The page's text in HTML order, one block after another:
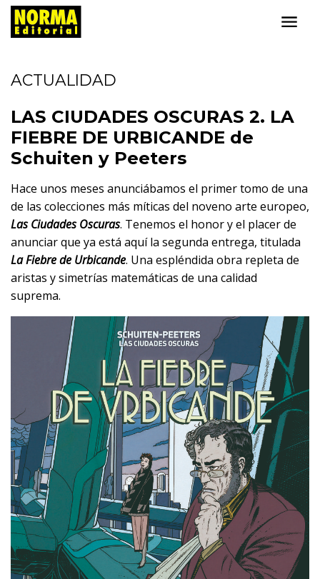
ACTUALIDAD
LAS CIUDADES OSCURAS 2. LA
FIEBRE DE URBICANDE de
Schuiten y Peeters
Hace unos meses anunciábamos el primer tomo de una
de las colecciones más míticas del noveno arte europeo,
Las Ciudades Oscuras. Tenemos el honor y el placer de
anunciar que ya está aquí la segunda entrega, titulada
La Fiebre de Urbicande. Una espléndida obra repleta de
aristas y simetrías matemáticas de una calidad
suprema.